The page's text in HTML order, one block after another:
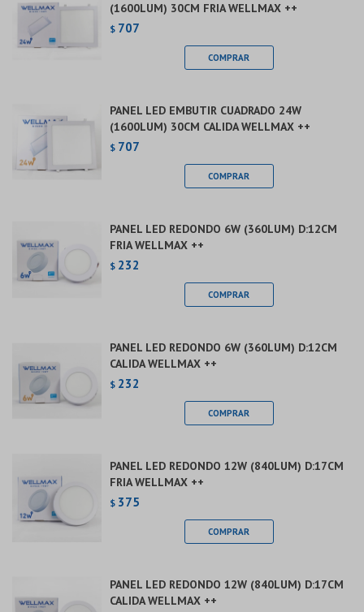
(1600LUM) 30CM FRIA WELLMAX ++
$ 707
PANEL LED EMBUTIR CUADRADO 24W
(1600LUM) 30CM CALIDA WELLMAX ++
$ 707
PANEL LED REDONDO 6W (360LUM) D:12CM
FRIA WELLMAX ++
$ 232
PANEL LED REDONDO 6W (360LUM) D:12CM
CALIDA WELLMAX ++
$ 232
PANEL LED REDONDO 12W (840LUM) D:17CM
FRIA WELLMAX ++
$ 375
PANEL LED REDONDO 12W (840LUM) D:17CM
CALIDA WELLMAX ++